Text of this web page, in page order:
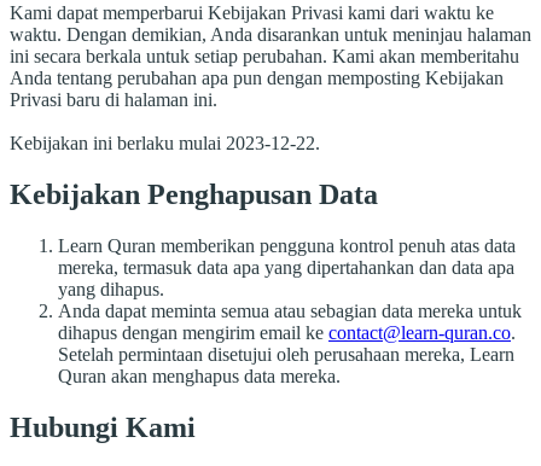
Kami dapat memperbarui Kebijakan Privasi kami dari waktu ke
waktu. Dengan demikian, Anda disarankan untuk meninjau halaman
ini secara berkala untuk setiap perubahan. Kami akan memberitahu
Anda tentang perubahan apa pun dengan memposting Kebijakan
Privasi baru di halaman ini.
Kebijakan ini berlaku mulai 2023-12-22.
Kebijakan Penghapusan Data
Learn Quran memberikan pengguna kontrol penuh atas data
mereka, termasuk data apa yang dipertahankan dan data apa
yang dihapus.
Anda dapat meminta semua atau sebagian data mereka untuk
dihapus dengan mengirim email ke contact@learn-quran.co.
Setelah permintaan disetujui oleh perusahaan mereka, Learn
Quran akan menghapus data mereka.
Hubungi Kami